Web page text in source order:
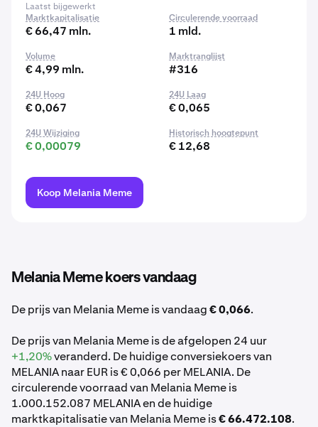
Laatst bijgewerkt
Marktkapitalisatie
€ 66,47 mln.
Circulerende voorraad
1 mld.
Volume
€ 4,99 mln.
Marktranglijst
#316
24U Hoog
€ 0,067
24U Laag
€ 0,065
24U Wijziging
€ 0,00079
Historisch hoogtepunt
€ 12,68
Koop Melania Meme
Melania Meme koers vandaag
De prijs van Melania Meme is vandaag€ 0,066.
De prijs van Melania Meme is de afgelopen 24 uur
+1,20%veranderd. De huidige conversiekoers van
MELANIA naar EUR is € 0,066 per MELANIA. De
circulerende voorraad van Melania Meme is
1.000.152.087 MELANIA en de huidige
marktkapitalisatie van Melania Meme is€ 66.472.108.